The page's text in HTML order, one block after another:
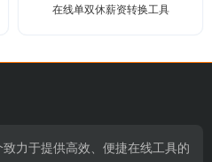
在线单双休薪资转换工具
力于提供高效、便捷在线工具的